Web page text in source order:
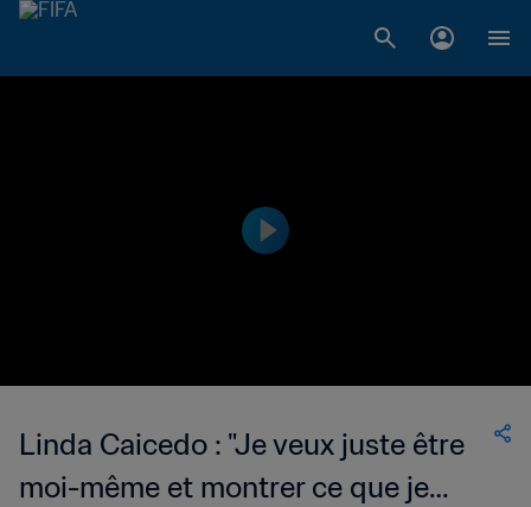
Linda Caicedo : "Je veux juste être
moi-même et montrer ce que je